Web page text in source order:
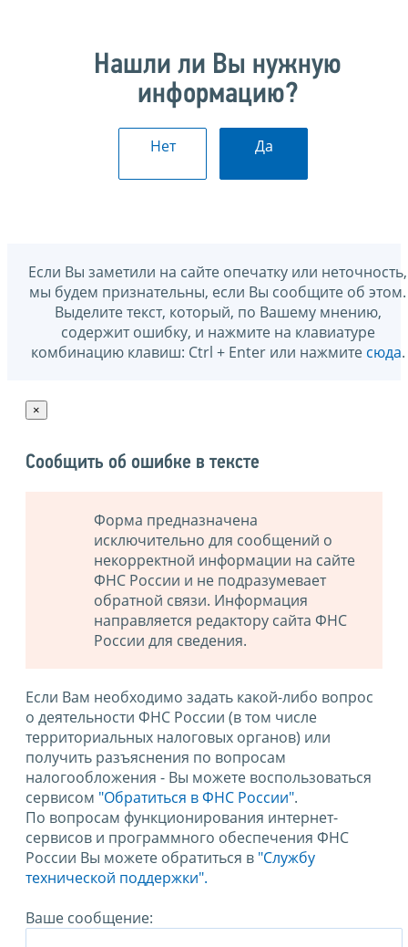
Нашли ли Вы нужную
информацию?
Нет Да
Если Вы заметили на сайте опечатку или неточность,
мы будем признательны, если Вы сообщите об этом.
Выделите текст, который, по Вашему мнению,
содержит ошибку, и нажмите на клавиатуре
комбинацию клавиш: Ctrl + Enter или нажмите сюда.
×
Сообщить об ошибке в тексте
Форма предназначена
исключительно для сообщений о
некорректной информации на сайте
ФНС России и не подразумевает
обратной связи. Информация
направляется редактору сайта ФНС
России для сведения.
Если Вам необходимо задать какой-либо вопрос
о деятельности ФНС России (в том числе
территориальных налоговых органов) или
получить разъяснения по вопросам
налогообложения - Вы можете воспользоваться
сервисом "Обратиться в ФНС России".
По вопросам функционирования интернет-
сервисов и программного обеспечения ФНС
России Вы можете обратиться в "Службу
технической поддержки".
Ваше сообщение: